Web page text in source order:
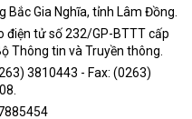
Gia Nghĩa, tỉnh Lâm Đồng.
điện tử số 232/GP-BTTT cấp
Thông tin và Truyền thông.
3810443 - Fax: (0263)